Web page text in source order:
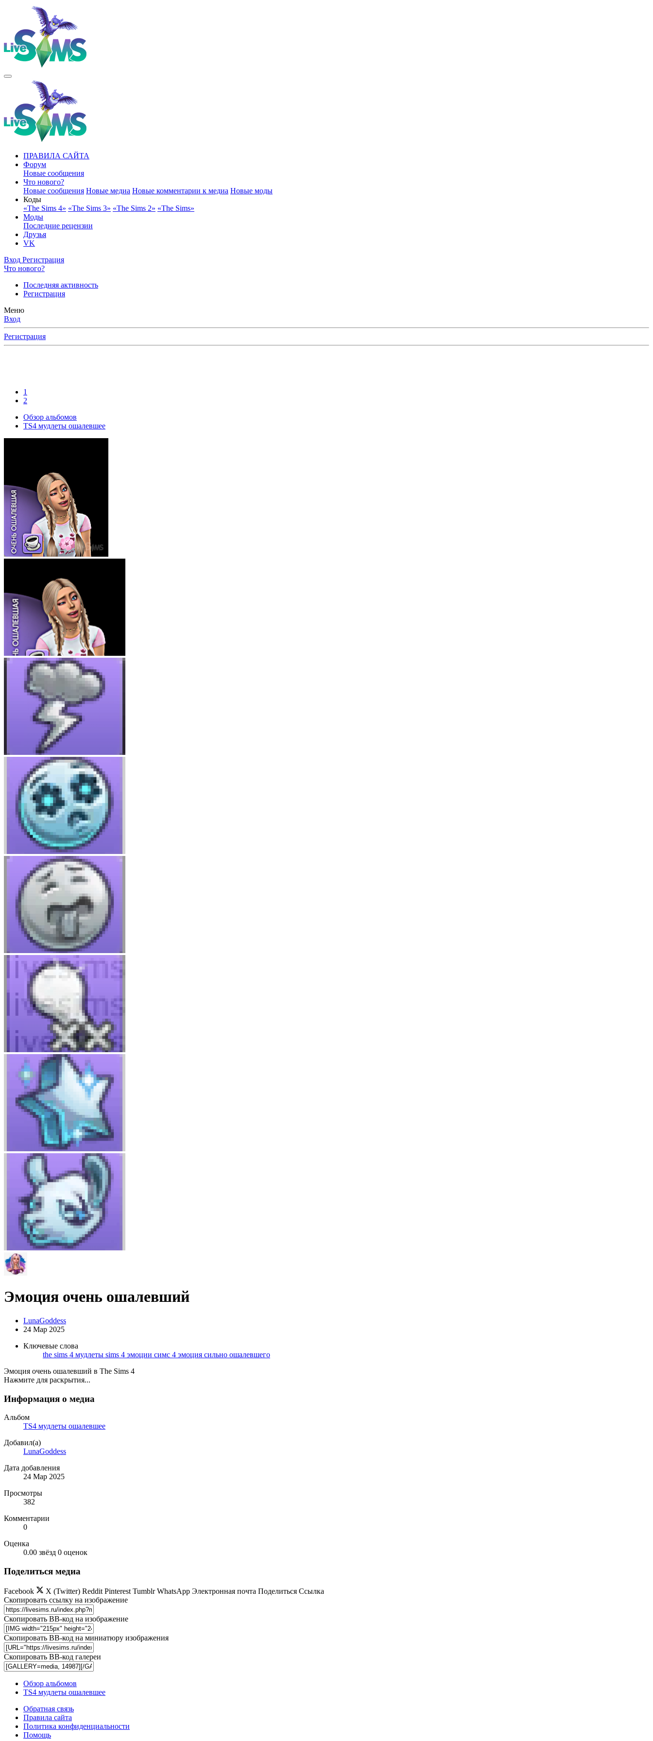
ПРАВИЛА САЙТА
Форум
Новые сообщения
Что нового?
Новые сообщения Новые медиа Новые комментарии к медиа Новые моды
Коды
«The Sims 4» «The Sims 3» «The Sims 2» «The Sims»
Моды
Последние рецензии
Друзья
VK
Вход Регистрация
Что нового?
Последняя активность
Регистрация
Меню
Вход
Регистрация
1
2
Обзор альбомов
TS4 мудлеты ошалевшее
Эмоция очень ошалевший
LunaGoddess
24 Мар 2025
Ключевые слова
the sims 4 мудлеты sims 4 эмоции симс 4 эмоция сильно ошалевшего
Эмоция очень ошалевший в The Sims 4
Нажмите для раскрытия...
Информация о медиа
Альбом
TS4 мудлеты ошалевшее
Добавил(а)
LunaGoddess
Дата добавления
24 Мар 2025
Просмотры
382
Комментарии
0
Оценка
0.00 звёзд 0 оценок
Поделиться медиа
Facebook X (Twitter) Reddit Pinterest Tumblr WhatsApp Электронная почта Поделиться Ссылка
Скопировать ссылку на изображение
Скопировать BB-код на изображение
Скопировать BB-код на миниатюру изображения
Скопировать BB-код галереи
Обзор альбомов
TS4 мудлеты ошалевшее
Обратная связь
Правила сайта
Политика конфиденциальности
Помощь